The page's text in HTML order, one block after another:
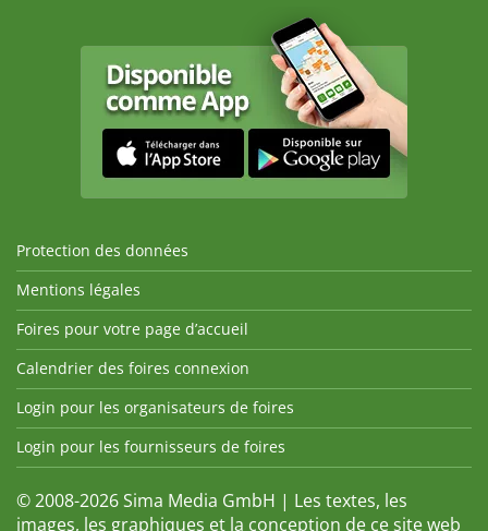
Protection des données
Mentions légales
Foires pour votre page d’accueil
Calendrier des foires connexion
Login pour les organisateurs de foires
Login pour les fournisseurs de foires
© 2008-2026 Sima Media GmbH | Les textes, les
images, les graphiques et la conception de ce site web